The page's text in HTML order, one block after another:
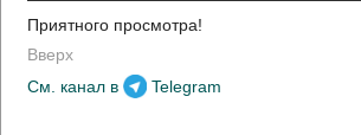
Приятного просмотра!
Вверх
См. канал в
Telegram